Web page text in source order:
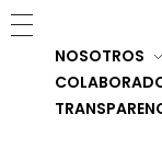
NOSOTROS